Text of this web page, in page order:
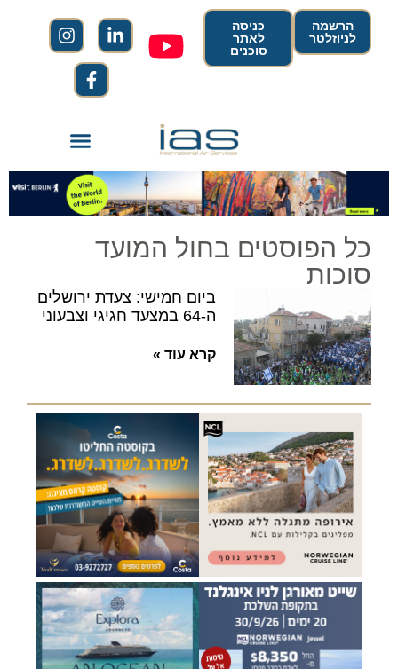
הרשמה
לניוזלטר
כניסה
לאתר
סוכנים
כל הפוסטים בחול המועד
סוכות
ביום חמישי: צעדת ירושלים
ה-64 במצעד חגיגי וצבעוני
קרא עוד »